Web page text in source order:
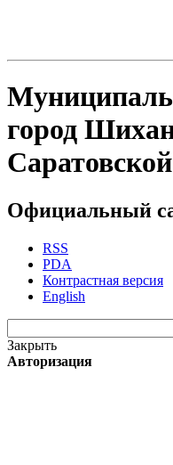
город
Официальный
RSS
PDA
Контрастная версия
English
Закрыть
Авторизация